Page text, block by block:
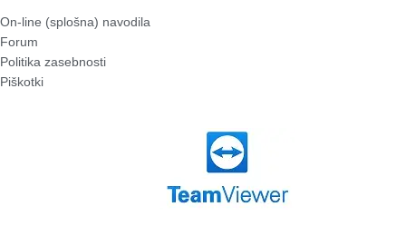
On-line (splošna) navodila
Forum
Politika zasebnosti
Piškotki